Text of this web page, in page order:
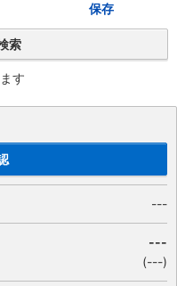
保存
索
す
---
---
(---)